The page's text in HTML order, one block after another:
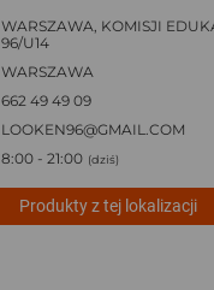
WARSZAWA, KOMISJI
96/U14
WARSZAWA
662 49 49 09
LOOKEN96@GMAIL.COM
8:00 - 21:00 (dziś)
Produkty z tej lokalizacji